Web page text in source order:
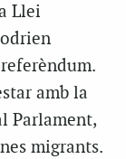
Llei
amb la
Parlament,
migrants.